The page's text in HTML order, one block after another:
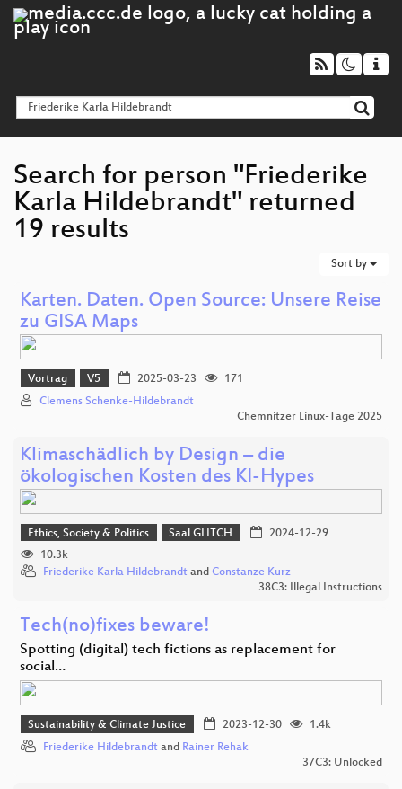
Search for person "Friederike
Karla Hildebrandt" returned
19 results
Sort by
Karten. Daten. Open Source: Unsere Reise
zu GISA Maps
Vortrag V5 2025-03-23
171
Clemens Schenke-Hildebrandt
Chemnitzer Linux-Tage 2025
Klimaschädlich by Design – die
ökologischen Kosten des KI-Hypes
Ethics, Society & Politics Saal GLITCH
2024-12-29
10.3k
Friederike Karla Hildebrandt and Constanze Kurz
38C3: Illegal Instructions
Tech(no)fixes beware!
Spotting (digital) tech fictions as replacement for
social…
Sustainability & Climate Justice 2023-12-30
1.4k
Friederike Hildebrandt and Rainer Rehak
37C3: Unlocked